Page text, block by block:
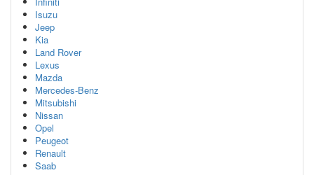
Isuzu
Jeep
Kia
Land Rover
Lexus
Mazda
Mercedes-Benz
Mitsubishi
Nissan
Opel
Peugeot
Renault
Saab